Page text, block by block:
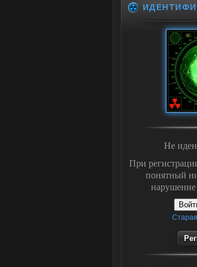
Не
При
понятный